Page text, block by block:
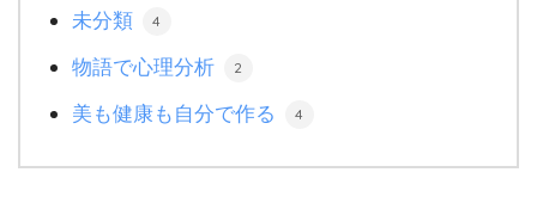
未分類 4
物語で心理分析 2
美も健康も自分で作る 4